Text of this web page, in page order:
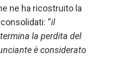
ne ha ricostruito la
“il
la perdita del
è considerato